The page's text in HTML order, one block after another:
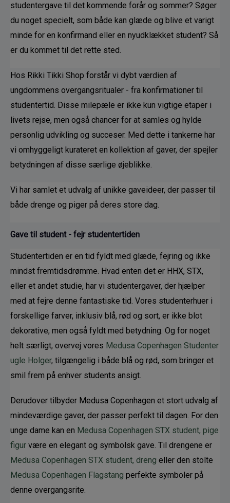
studentergave til det kommende forår og sommer? Søger
du noget specielt, som både kan glæde og blive et varigt
minde for en konfirmand eller en nyudklækket student? Så
er du kommet til det rette sted.
Hos Rikki Tikki Shop forstår vi dybt værdien af
ungdommens overgangsritualer - fra konfirmationer til
studentertid. Disse milepæle er ikke kun vigtige etaper i
livets rejse, men også chancer for at samles og hylde
personlig udvikling og succeser. Med dette i tankerne har
vi omhyggeligt kurateret en kollektion af gaver, der spejler
betydningen af disse særlige øjeblikke.
Vi har samlet et udvalg af unikke gaveideer, der passer til
både drenge og piger på deres store dag.
Gave til student - fejr studentertiden
Studentertiden er en tid fyldt med glæde, fejring og ikke
mindst fremtidsdrømme. Hvad enten det er HHX, STX,
eller et andet studie, har vi studentergaver, der hjælper
med at fejre denne fantastiske tid. Vores studenterhuer i
forskellige farver, inklusiv blå, rød og sort, er ikke blot
dekorative, men også fyldt med betydning. Og for noget
helt særligt, overvej vores Medusa Copenhagen Studenter
ugle Holger, tilgængelig i både blå og rød, som bringer et
smil frem på enhver students ansigt.
Derudover tilbyder Medusa Copenhagen et stort udvalg af
mindeværdige gaver, der passer perfekt til dagen. For den
unge dame kan en Medusa Copenhagen STX student, pige
figur
Medusa Copenhagen STX student, dreng
Medusa Copenhagen Flagstang perfekte symboler på
denne overgangsrite.